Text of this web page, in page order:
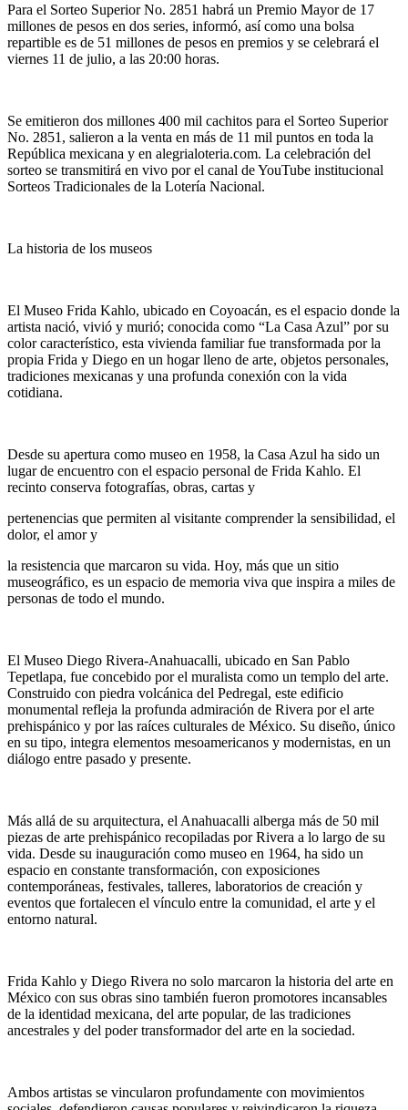
Para el Sorteo Superior No. 2851 habrá un Premio Mayor de 17
millones de pesos en dos series, informó, así como una bolsa
repartible es de 51 millones de pesos en premios y se celebrará el
viernes 11 de julio, a las 20:00 horas.
Se emitieron dos millones 400 mil cachitos para el Sorteo Superior
No. 2851, salieron a la venta en más de 11 mil puntos en toda la
República mexicana y en alegrialoteria.com. La celebración del
sorteo se transmitirá en vivo por el canal de YouTube institucional
Sorteos Tradicionales de la Lotería Nacional.
La historia de los museos
El Museo Frida Kahlo, ubicado en Coyoacán, es el espacio donde la
artista nació, vivió y murió; conocida como “La Casa Azul” por su
color característico, esta vivienda familiar fue transformada por la
propia Frida y Diego en un hogar lleno de arte, objetos personales,
tradiciones mexicanas y una profunda conexión con la vida
cotidiana.
Desde su apertura como museo en 1958, la Casa Azul ha sido un
lugar de encuentro con el espacio personal de Frida Kahlo. El
recinto conserva fotografías, obras, cartas y
pertenencias que permiten al visitante comprender la sensibilidad, el
dolor, el amor y
la resistencia que marcaron su vida. Hoy, más que un sitio
museográfico, es un espacio de memoria viva que inspira a miles de
personas de todo el mundo.
El Museo Diego Rivera-Anahuacalli, ubicado en San Pablo
Tepetlapa, fue concebido por el muralista como un templo del arte.
Construido con piedra volcánica del Pedregal, este edificio
monumental refleja la profunda admiración de Rivera por el arte
prehispánico y por las raíces culturales de México. Su diseño, único
en su tipo, integra elementos mesoamericanos y modernistas, en un
diálogo entre pasado y presente.
Más allá de su arquitectura, el Anahuacalli alberga más de 50 mil
piezas de arte prehispánico recopiladas por Rivera a lo largo de su
vida. Desde su inauguración como museo en 1964, ha sido un
espacio en constante transformación, con exposiciones
contemporáneas, festivales, talleres, laboratorios de creación y
eventos que fortalecen el vínculo entre la comunidad, el arte y el
entorno natural.
Frida Kahlo y Diego Rivera no solo marcaron la historia del arte en
México con sus obras sino también fueron promotores incansables
de la identidad mexicana, del arte popular, de las tradiciones
ancestrales y del poder transformador del arte en la sociedad.
Ambos artistas se vincularon profundamente con movimientos